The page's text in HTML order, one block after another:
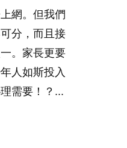
網。但我們
分，而且接
。家長更要
人如斯投入
需要！？...